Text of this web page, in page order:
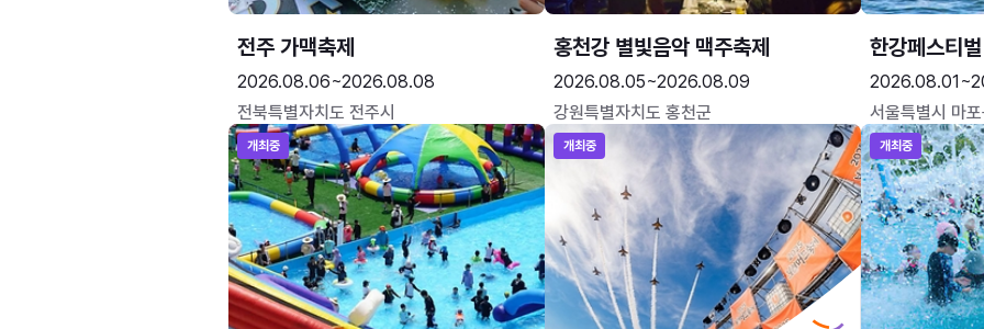
전주 가맥축제
2026.08.06~2026.08.08
전북특별자치도 전주시
홍천강 별빛음악 맥주축제
2026.08.05~2026.08.09
강원특별자치도 홍천군
한강페스티벌
서울특별시 마
개최중 개최중 개최중